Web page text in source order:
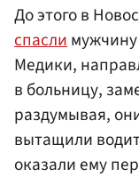
До этого в
спасли
Медики,
в больницу,
раздумывая,
вытащили
оказали ему